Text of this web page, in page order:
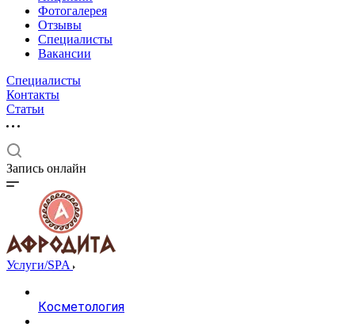
Фотогалерея
Отзывы
Специалисты
Вакансии
Специалисты
Контакты
Статьи
Запись онлайн
Услуги/SPA
Косметология